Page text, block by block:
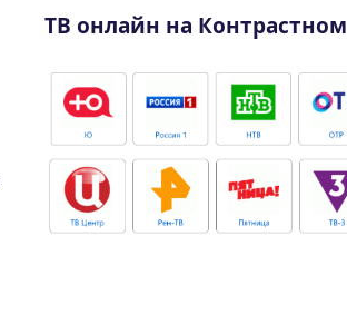
ТВ онлайн на Контрастном